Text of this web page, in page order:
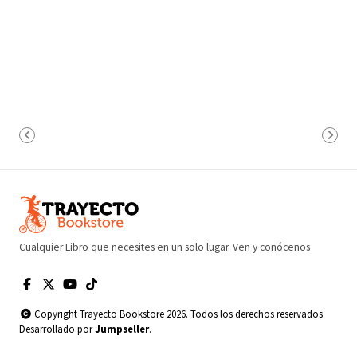
Cualquier Libro que necesites en un solo lugar. Ven y conócenos
Copyright Trayecto Bookstore 2026. Todos los derechos reservados.
Desarrollado porJumpseller.